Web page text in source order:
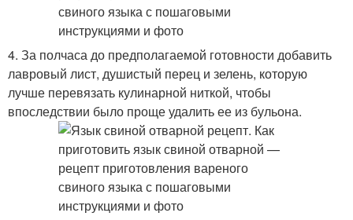
4. За полчаса до предполагаемой готовности добавить
лавровый лист, душистый перец и зелень, которую
лучше перевязать кулинарной ниткой, чтобы
впоследствии было проще удалить ее из бульона.